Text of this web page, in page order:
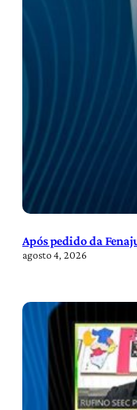
Após pedido da
agosto 4, 2026